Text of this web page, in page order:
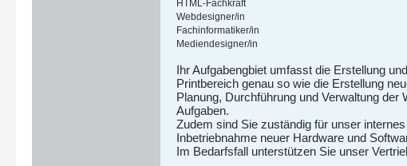
HTML-Fachkraft
Webdesigner/in
Fachinformatiker/in
Mediendesigner/in
Ihr Aufgabengbiet umfasst die Erstellung
Printbereich genau so wie die Erstellung
Planung, Durchführung und Verwaltung
Aufgaben.
Zudem sind Sie zuständig für unser
Inbetriebnahme neuer Hardware und
Im Bedarfsfall unterstützen Sie unser